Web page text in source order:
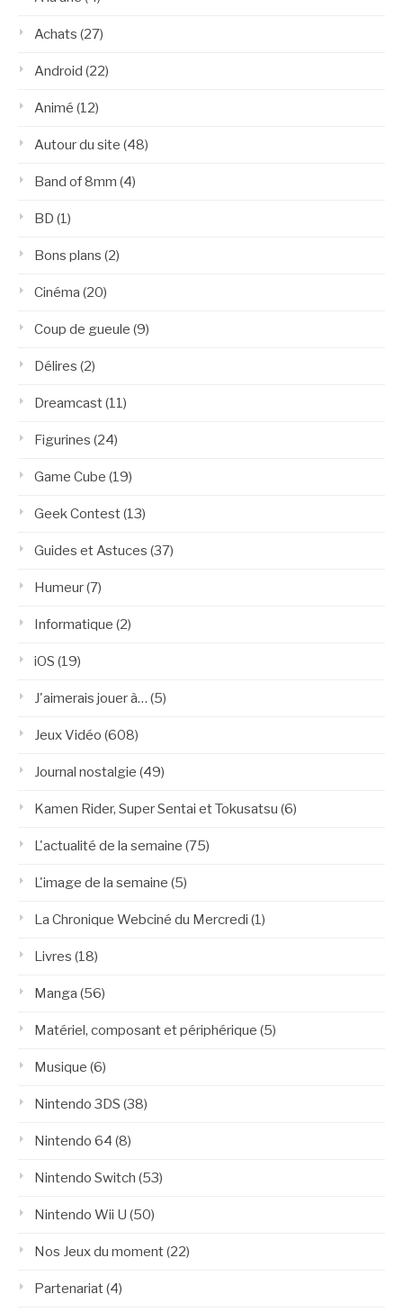
Achats (27)
Android (22)
Animé (12)
Autour du site (48)
Band of 8mm (4)
BD (1)
Bons plans (2)
Cinéma (20)
Coup de gueule (9)
Délires (2)
Dreamcast(11)
Figurines (24)
Game Cube (19)
Geek Contest(13)
Guides et Astuces (37)
Humeur(7)
Informatique (2)
iOS (19)
J'aimerais jouer à… (5)
Jeux Vidéo (608)
Journal nostalgie (49)
Kamen Rider, Super Sentai et Tokusatsu (6)
L'actualité de la semaine (75)
L'image de la semaine (5)
La Chronique Webciné du Mercredi (1)
Livres (18)
Manga (56)
Matériel, composant et périphérique (5)
Musique (6)
Nintendo 3DS (38)
Nintendo 64 (8)
Nintendo Switch (53)
Nintendo Wii U (50)
Nos Jeux du moment(22)
Partenariat(4)